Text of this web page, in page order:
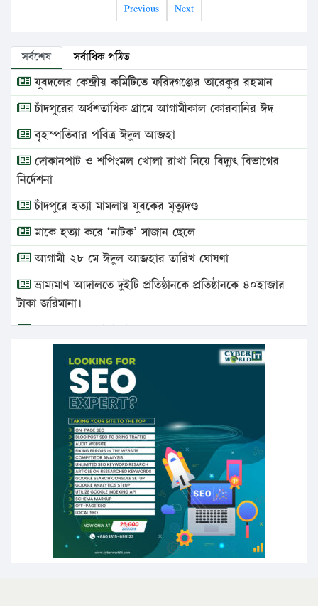
Previous Next
সর্বশেষ সর্বাধিক পঠিত
যুবদলের কেন্দ্রীয় কমিটিতে ফরিদগঞ্জের তারেকুর রহমান
চাঁদপুরের অর্ধশতাধিক গ্রামে আগামীকাল কোরবানির ঈদ
বৃহস্পতিবার পবিত্র ঈদুল আজহা
দোকানপাট ও শপিংমল খোলা রাখা নিয়ে বিদ্যুৎ বিভাগের
নির্দেশনা
চাঁদপুরে হত্যা মামলায় যুবকের মৃত্যুদণ্ড
মাকে হত্যা করে ‘নাটক’ সাজান ছেলে
আগামী ২৮ মে ঈদুল আজহার তারিখ ঘোষণা
ভ্রাম্যমাণ আদালতে দুইটি প্রতিষ্ঠানকে প্রতিষ্ঠানকে ৪০হাজার
টাকা জরিমানা।
এবার লঞ্চের ভাড়া বাড়ল
১৭ থেকে ২১ শতাংশ বিদ্যুতের দাম বাড়ানোর প্রস্তাব পিডিবির
১৬ মে চাঁদপুর ও ২৫ মে ফেনী সফরে যাবেন প্রধানমন্ত্রী
উচ্চশিক্ষায় গৌরবময় অর্জন: পূর্ণ স্কলারশিপে যুক্তরাষ্ট্রে
পিএইচডি করছেন কুয়েটের কৃতি…
সারা দেশে বজ্রাঘাতে ১৪ জনের প্রাণহানি
কঠোর হচ্ছে এসএসসি ও এইচএসসি পরীক্ষা
ফরিদগঞ্জে আগুনে পুড়লো ৬ ব্যবসা প্রতিষ্ঠান